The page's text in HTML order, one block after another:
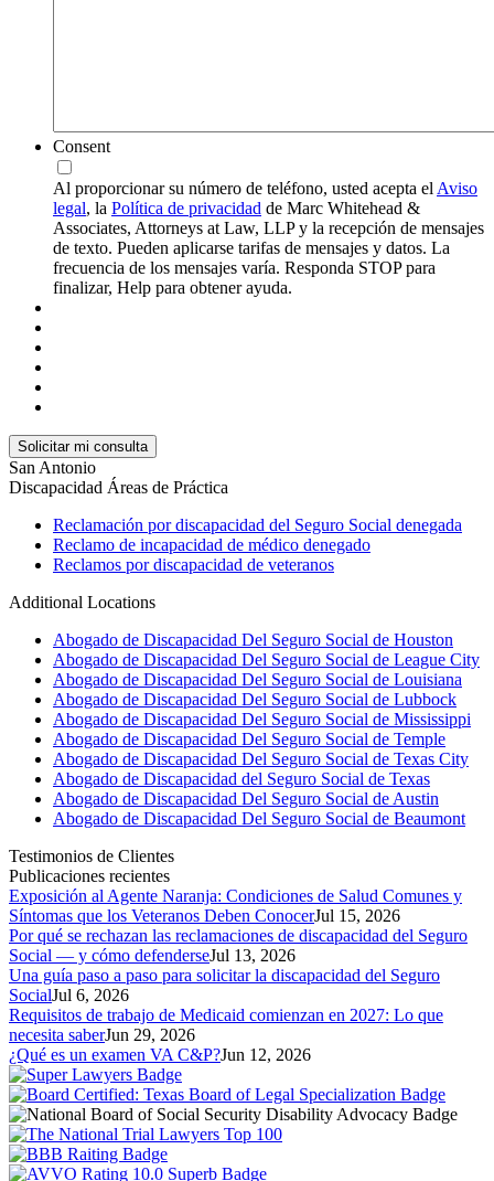
Consent
Al proporcionar su número de teléfono, usted acepta el Aviso
legal, la Política de privacidad de Marc Whitehead &
Associates, Attorneys at Law, LLP y la recepción de mensajes
de texto. Pueden aplicarse tarifas de mensajes y datos. La
frecuencia de los mensajes varía. Responda STOP para
finalizar, Help para obtener ayuda.
San Antonio
Discapacidad Áreas de Práctica
Reclamación por discapacidad del Seguro Social denegada
Reclamo de incapacidad de médico denegado
Reclamos por discapacidad de veteranos
Additional Locations
Abogado de Discapacidad Del Seguro Social de Houston
Abogado de Discapacidad Del Seguro Social de League City
Abogado de Discapacidad Del Seguro Social de Louisiana
Abogado de Discapacidad Del Seguro Social de Lubbock
Abogado de Discapacidad Del Seguro Social de Mississippi
Abogado de Discapacidad Del Seguro Social de Temple
Abogado de Discapacidad Del Seguro Social de Texas City
Abogado de Discapacidad del Seguro Social de Texas
Abogado de Discapacidad Del Seguro Social de Austin
Abogado de Discapacidad Del Seguro Social de Beaumont
Testimonios de Clientes
Publicaciones recientes
Exposición al Agente Naranja: Condiciones de Salud Comunes y
Síntomas que los Veteranos Deben ConocerJul 15, 2026
Por qué se rechazan las reclamaciones de discapacidad del Seguro
Social — y cómo defenderseJul 13, 2026
Una guía paso a paso para solicitar la discapacidad del Seguro
SocialJul 6, 2026
Requisitos de trabajo de Medicaid comienzan en 2027: Lo que
necesita saberJun 29, 2026
¿Qué es un examen VA C&P?Jun 12, 2026